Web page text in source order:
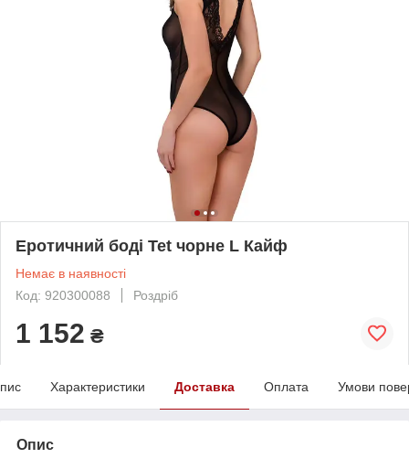
Еротичний боді Tet чорне L Кайф
Немає в наявності
Код: 920300088
Роздріб
1 152 ₴
Характеристики Доставка Оплата Умови
Опис